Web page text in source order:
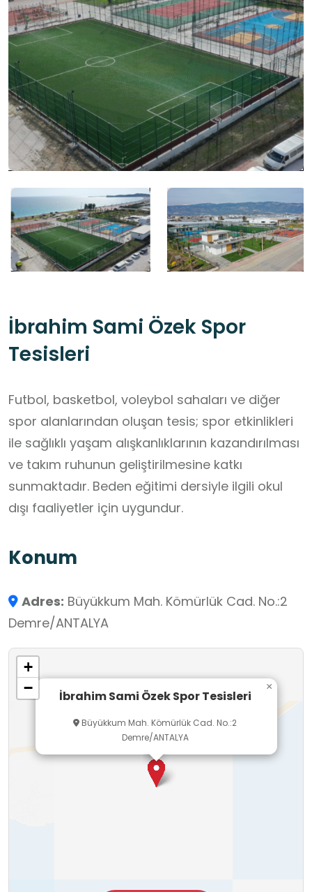
İbrahim Sami Özek Spor
Tesisleri
Futbol, basketbol, voleybol sahaları ve diğer
spor alanlarından oluşan tesis; spor etkinlikleri
ile sağlıklı yaşam alışkanlıklarının kazandırılması
ve takım ruhunun geliştirilmesine katkı
sunmaktadır. Beden eğitimi dersiyle ilgili okul
dışı faaliyetler için uygundur.
Konum
Adres: Büyükkum Mah. Kömürlük Cad. No.:2
Demre/ANTALYA
İbrahim Sami Özek Spor Tesisleri
Büyükkum Mah. Kömürlük Cad. No.:2
Demre/ANTALYA
×
+
−